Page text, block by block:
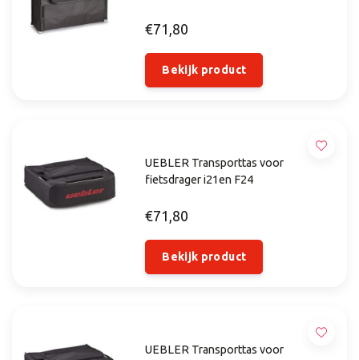
€71,80
Bekijk product
UEBLER Transporttas voor
fietsdrager i21en F24
€71,80
Bekijk product
UEBLER Transporttas voor